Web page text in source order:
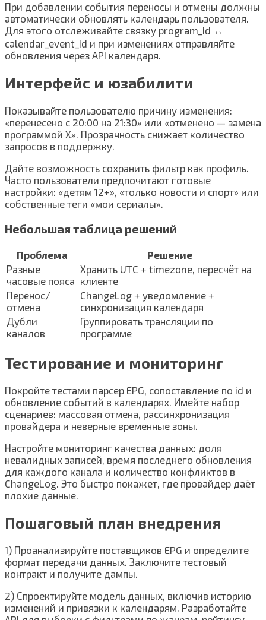
При добавлении события переносы и отмены должны
автоматически обновлять календарь пользователя.
Для этого отслеживайте связку program_id ↔
calendar_event_id и при изменениях отправляйте
обновления через API календаря.
Интерфейс и юзабилити
Показывайте пользователю причину изменения:
«перенесено с 20:00 на 21:30» или «отменено — замена
программой X». Прозрачность снижает количество
запросов в поддержку.
Дайте возможность сохранить фильтр как профиль.
Часто пользователи предпочитают готовые
настройки: «детям 12+», «только новости и спорт» или
собственные теги «мои сериалы».
Небольшая таблица решений
Проблема
Решение
Разные
часовые пояса
Хранить UTC + timezone, пересчёт на
клиенте
Перенос/
отмена
ChangeLog + уведомление +
синхронизация календаря
Дубли
каналов
Группировать трансляции по
программе
Тестирование и мониторинг
Покройте тестами парсер EPG, сопоставление по id и
обновление событий в календарях. Имейте набор
сценариев: массовая отмена, рассинхронизация
провайдера и неверные временные зоны.
Настройте мониторинг качества данных: доля
невалидных записей, время последнего обновления
для каждого канала и количество конфликтов в
ChangeLog. Это быстро покажет, где провайдер даёт
плохие данные.
Пошаговый план внедрения
1) Проанализируйте поставщиков EPG и определите
формат передачи данных. Заключите тестовый
контракт и получите дампы.
2) Спроектируйте модель данных, включив историю
изменений и привязки к календарям. Разработайте